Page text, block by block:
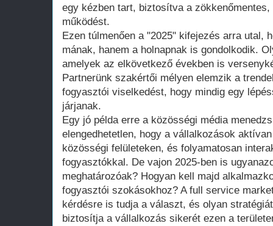
egy kézben tart, biztosítva a
működést.
Ezen túlmenően a "2025" kifejezés arra utal,
mának, hanem a holnapnak is gondolkodik.
amelyek az elkövetkező években is
Partnerünk szakértői mélyen elemzik a
fogyasztói viselkedést, hogy mindig egy
járjanak.
Egy jó példa erre a közösségi média
elengedhetetlen, hogy a vállalkozások
közösségi felületeken, és folyamatosan
fogyasztókkal. De vajon 2025-ben is
meghatározóak? Hogyan kell majd
fogyasztói szokásokhoz? A full service
kérdésre is tudja a választ, és olyan
biztosítja a vállalkozás sikerét ezen a